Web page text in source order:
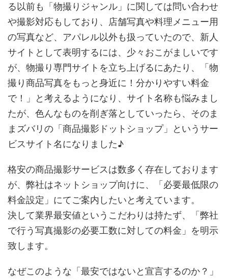
る以前も「物撮りジャンル」に関しては問い合わせ
や撮影対応もしており、店舗写真や料理メニュー用
の写真など、アパレル以外も扱っていたので、新人
サイトとして表明するには、少々おこがましいです
が、物撮り専門サイトを立ち上げるにあたり、「物
撮り商品写真をもっと身近に！分かりやすい料金
で！」と考えるようになり、サイト名称も悩みまし
たが、色んなものを削ぎ落としていったら、そのま
まズバリの「商品撮影ドットショップ」というサー
ビスサイト名になりました♪
格安の商品撮影サービスは数多く存在しております
が、弊社はネットショップ向けに、「必要最低限の
料金設定」にてご案内したいと考えています。
決して業界最安値というこだわりは持たず、「弊社
で行う写真撮影の必要工数に対しての料金」を明示
致します。
なぜこのような「最安ではないと宣言するのか？」